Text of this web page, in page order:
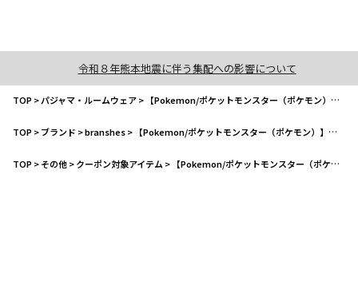
令和８年熊本地震に伴う集配への影響について
TOP>パジャマ・ルームウェア> 【Pokemon/ポケットモンスター（ポケモン）】 ルームウェア パジャマ
TOP>ブランド >branshes> 【Pokemon/ポケットモンスター（ポケモン）】 ルームウェア パジャマ
TOP>その他>クーポン対象アイテム > 【Pokemon/ポケットモンスター（ポケモン）】 ルームウェア パジャマ